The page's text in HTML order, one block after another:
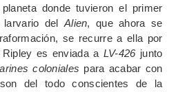
donde tuvieron el primer
del Alien, que ahora se
se recurre a ella por
es enviada a LV-426junto
coloniales para acabar con
del todo conscientes de la